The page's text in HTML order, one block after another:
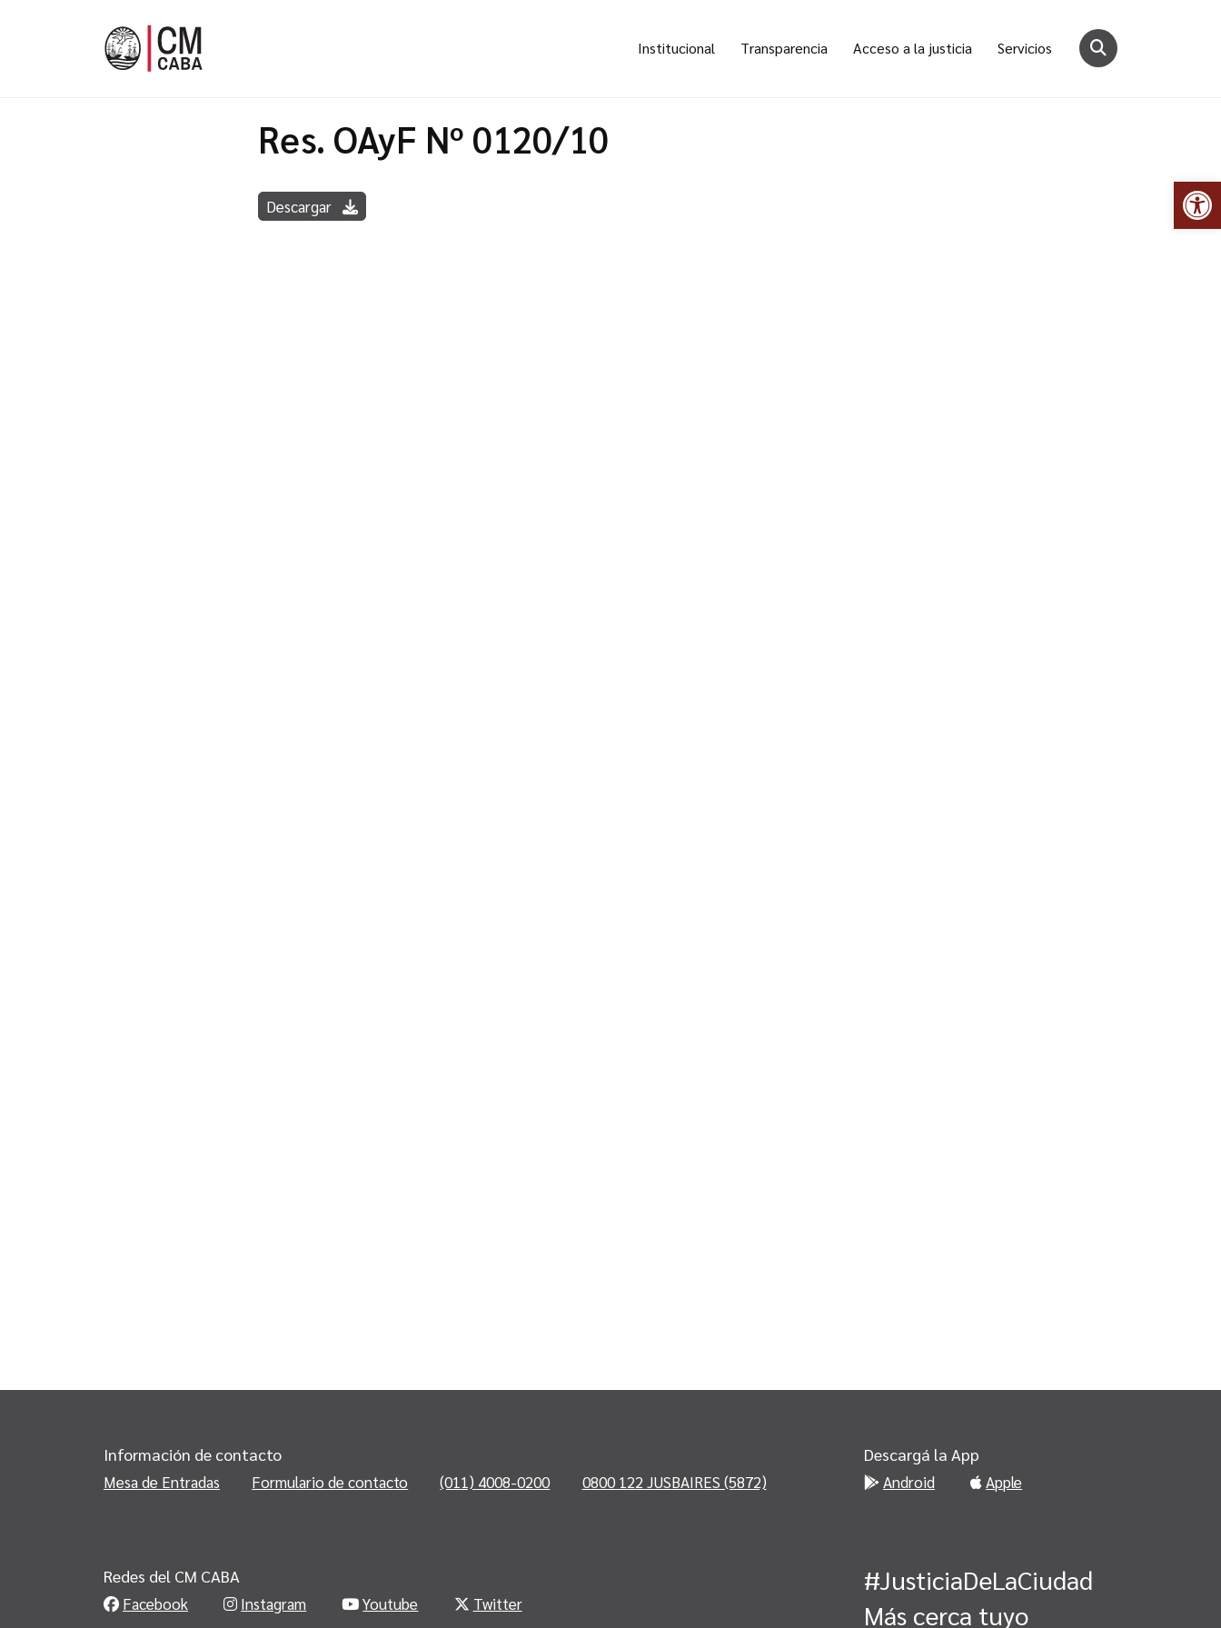
Institucional Transparencia Acceso a la justicia Servicios
Res. OAyF Nº 0120/10
Descargar
Información de contacto
Mesa de Entradas Formulario de contacto (011) 4008-0200 0800 122 JUSBAIRES (5872)
Descargá la App
Android Apple
Redes del CM CABA
Facebook Instagram Youtube Twitter
#JusticiaDeLaCiudad
Más cerca tuyo